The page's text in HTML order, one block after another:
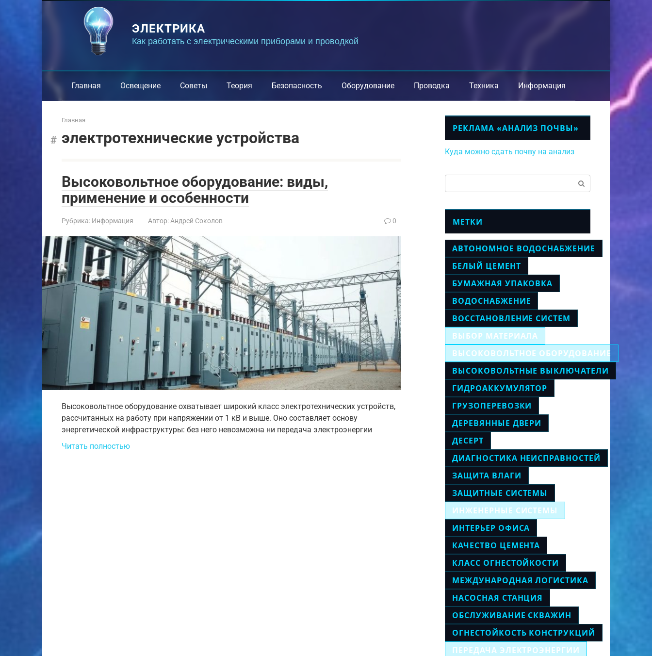
ЭЛЕКТРИКА
Как работать с электрическими приборами и проводкой
Главная Освещение Советы Теория Безопасность Оборудование Проводка Техника Информация
Главная
электротехнические устройства
Высоковольтное оборудование: виды,
применение и особенности
Рубрика: Информация Автор: Андрей Соколов 0
Высоковольтное оборудование охватывает широкий класс электротехнических устройств,
рассчитанных на работу при напряжении от 1 кВ и выше. Оно составляет основу
энергетической инфраструктуры: без него невозможна ни передача электроэнергии
Читать полностью
РЕКЛАМА «АНАЛИЗ ПОЧВЫ»
Куда можно сдать почву на анализ
МЕТКИ
АВТОНОМНОЕ ВОДОСНАБЖЕНИЕ
БЕЛЫЙ ЦЕМЕНТ
БУМАЖНАЯ УПАКОВКА
ВОДОСНАБЖЕНИЕ
ВОССТАНОВЛЕНИЕ СИСТЕМ
ВЫБОР МАТЕРИАЛА
ВЫСОКОВОЛЬТНОЕ ОБОРУДОВАНИЕ
ВЫСОКОВОЛЬТНЫЕ ВЫКЛЮЧАТЕЛИ
ГИДРОАККУМУЛЯТОР
ГРУЗОПЕРЕВОЗКИ
ДЕРЕВЯННЫЕ ДВЕРИ
ДЕСЕРТ
ДИАГНОСТИКА НЕИСПРАВНОСТЕЙ
ЗАЩИТА ВЛАГИ
ЗАЩИТНЫЕ СИСТЕМЫ
ИНЖЕНЕРНЫЕ СИСТЕМЫ
ИНТЕРЬЕР ОФИСА
КАЧЕСТВО ЦЕМЕНТА
КЛАСС ОГНЕСТОЙКОСТИ
МЕЖДУНАРОДНАЯ ЛОГИСТИКА
НАСОСНАЯ СТАНЦИЯ
ОБСЛУЖИВАНИЕ СКВАЖИН
ОГНЕСТОЙКОСТЬ КОНСТРУКЦИЙ
ПЕРЕДАЧА ЭЛЕКТРОЭНЕРГИИ